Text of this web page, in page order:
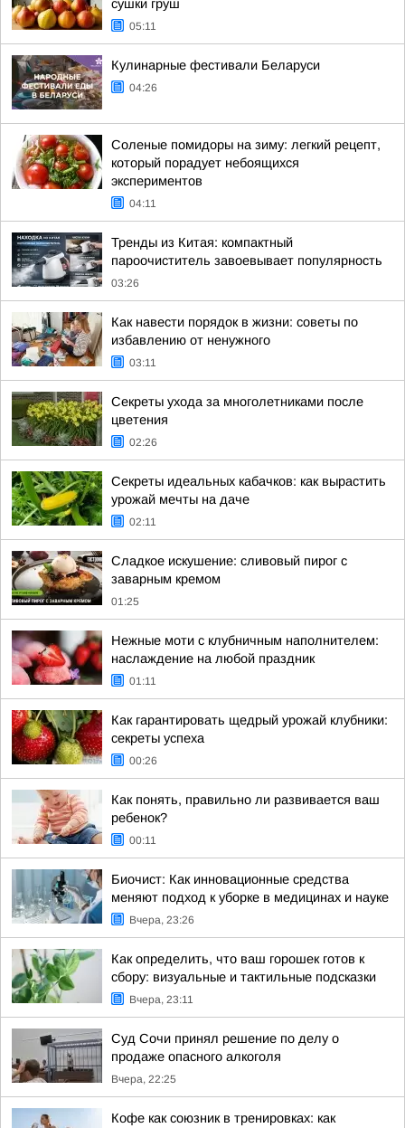
сушки груш
05:11
Кулинарные фестивали Беларуси
04:26
Соленые помидоры на зиму: легкий рецепт,
который порадует небоящихся
экспериментов
04:11
Тренды из Китая: компактный
пароочиститель завоевывает популярность
03:26
Как навести порядок в жизни: советы по
избавлению от ненужного
03:11
Секреты ухода за многолетниками после
цветения
02:26
Секреты идеальных кабачков: как вырастить
урожай мечты на даче
02:11
Сладкое искушение: сливовый пирог с
заварным кремом
01:25
Нежные моти с клубничным наполнителем:
наслаждение на любой праздник
01:11
Как гарантировать щедрый урожай клубники:
секреты успеха
00:26
Как понять, правильно ли развивается ваш
ребенок?
00:11
Биочист: Как инновационные средства
меняют подход к уборке в медицинах и науке
Вчера, 23:26
Как определить, что ваш горошек готов к
сбору: визуальные и тактильные подсказки
Вчера, 23:11
Суд Сочи принял решение по делу о
продаже опасного алкоголя
Вчера, 22:25
Кофе как союзник в тренировках: как